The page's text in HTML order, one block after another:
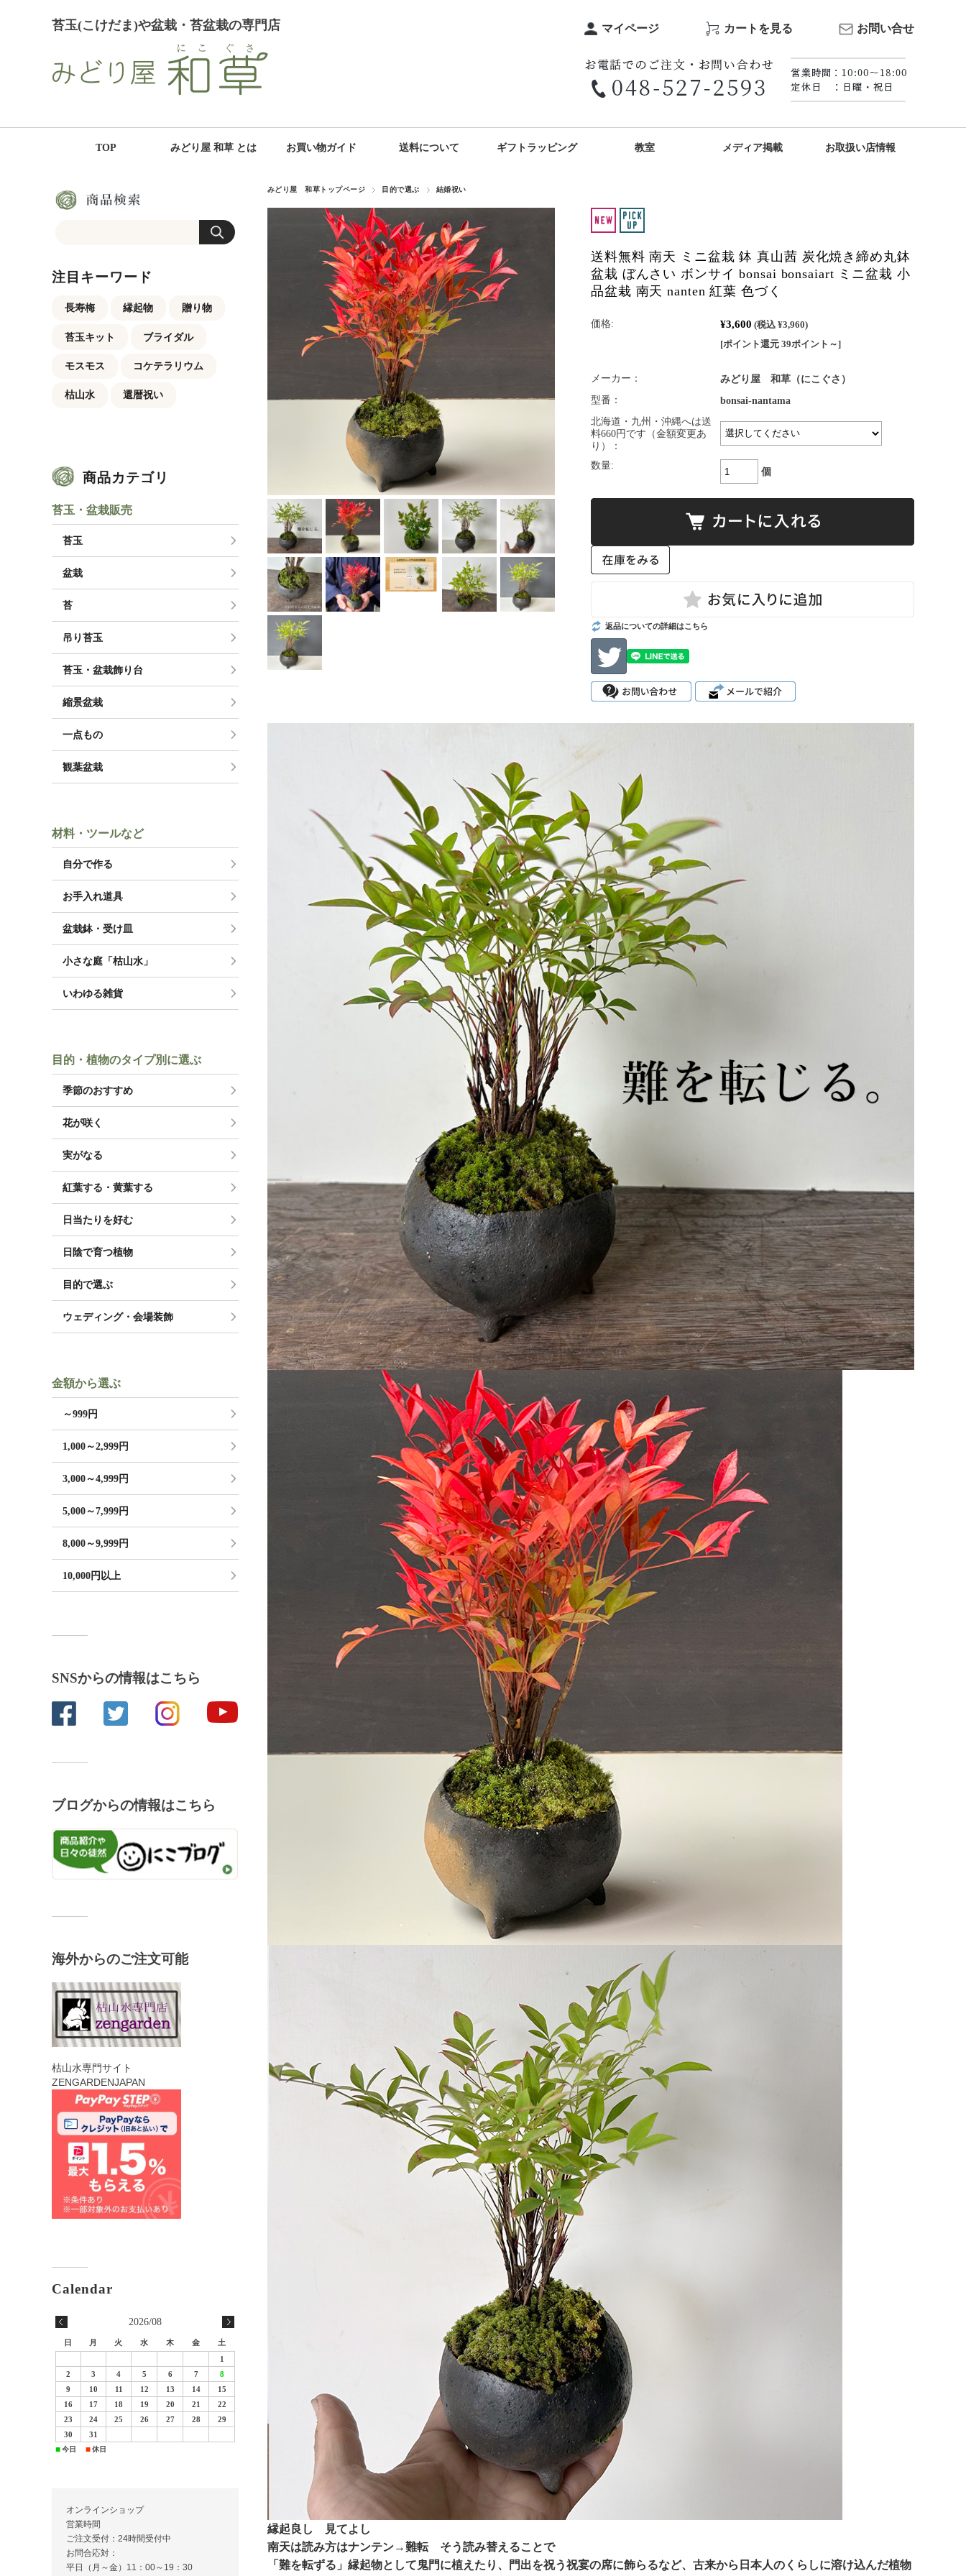
苔玉(こけだま)や盆栽・苔盆栽の専門店 マイページ カートを見る お問い合せ
TOP みどり屋 和草 とは お買い物ガイド 送料について ギフトラッピング 教室 メディア掲載 お取扱い店情報
みどり屋 和草トップページ 目的で選ぶ 結婚祝い
送料無料 南天 ミニ盆栽 鉢 真山茜 炭化焼き締め丸鉢
盆栽 ぼんさい ボンサイ bonsai bonsaiart ミニ盆栽 小
品盆栽 南天 nanten 紅葉 色づく
価格: ¥3,600 (税込 ¥3,960)
[ポイント還元 39ポイント～]
メーカー：
みどり屋 和草（にこぐさ）
型番：
bonsai-nantama
北海道・九州・沖縄へは送
料660円です（金額変更あ
り）：
数量:
個
返品についての詳細はこちら
縁起良し 見てよし
南天は読み方はナンテン→難転 そう読み替えることで
「難を転ずる」縁起物として鬼門に植えたり、門出を祝う祝宴の席に飾らるなど、古来から日本人のくらしに溶け込んだ植物
注目キーワード
長寿梅 縁起物 贈り物
苔玉キット ブライダル
モスモス コケテラリウム
枯山水 還暦祝い
商品カテゴリ
苔玉・盆栽販売
苔玉
盆栽
苔
吊り苔玉
苔玉・盆栽飾り台
縮景盆栽
一点もの
観葉盆栽
材料・ツールなど
自分で作る
お手入れ道具
盆栽鉢・受け皿
小さな庭「枯山水」
いわゆる雑貨
目的・植物のタイプ別に選ぶ
季節のおすすめ
花が咲く
実がなる
紅葉する・黄葉する
日当たりを好む
日陰で育つ植物
目的で選ぶ
ウェディング・会場装飾
金額から選ぶ
～999円
1,000～2,999円
3,000～4,999円
5,000～7,999円
8,000～9,999円
10,000円以上
SNSからの情報はこちら
ブログからの情報はこちら
海外からのご注文可能
枯山水専門サイト
ZENGARDENJAPAN
2026/08
日 月 火 水 木 金
土
1
2
3 4 5 6 7
8
9
10 11 12 13 14
15
16
17 18 19 20 21
22
23
24 25 26 27 28
29
30
31
■今日 ■休日
オンラインショップ
営業時間
ご注文受付：24時間受付中
お問合応対：
平日（月～金）11：00～19：30